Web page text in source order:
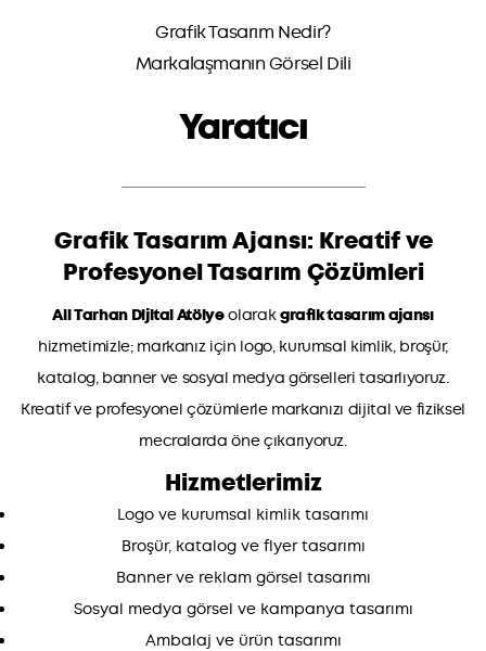
Grafik Tasarım Nedir?
Markalaşmanın Görsel Dili
Yaratıcı
Grafik Tasarım Ajansı: Kreatif ve
Profesyonel Tasarım Çözümleri
Ali Tarhan Dijital Atölyeolarakgrafik tasarım ajansı
hizmetimizle; markanız için logo, kurumsal kimlik, broşür,
katalog, banner ve sosyal medya görselleri tasarlıyoruz.
Kreatif ve profesyonel çözümlerle markanızı dijital ve fiziksel
mecralarda öne çıkarıyoruz.
Hizmetlerimiz
Logo ve kurumsal kimlik tasarımı
Broşür, katalog ve flyer tasarımı
Banner ve reklam görsel tasarımı
Sosyal medya görsel ve kampanya tasarımı
Ambalaj ve ürün tasarımı